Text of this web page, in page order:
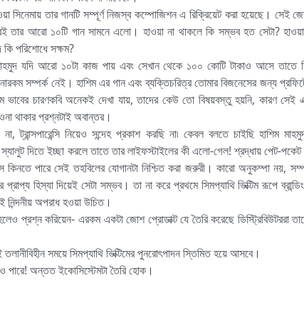
সিনেমায় তার গানটি সম্পূর্ণ নিজস্ব কম্পোজিশন এ রিক্রিয়েট করা হয়েছে। সেই
তার আরো ১০টি গান সামনে এলো। হাওয়া না থাকলে কি সম্ভব হত সেটা?
কি পরিশোধে সক্ষম?
যদি আরো ১০টা কাজ পায় এবং সেখান থেকে ১০০ কোটি টাকাও আসে তাতে
সম্পর্ক নেই। হাশিম এর গান এবং ব্যক্তিচরিত্র তোমার বিজনেসের জন্য
ভাবের চারণকবি অনেকই দেখা যায়, তাদের কেউ তো বিষয়বস্তু হয়নি, কারণ সেই
থাকার প্রশ্নটাই অবান্তর।
ট্রান্সপারেন্সি নিয়েও সন্দেহ প্রকাশ করছি না৷ কেবল বলতে চাইছি হাশিম
দিতে ইচ্ছা করলে তাতে তার লাইফস্টাইলের কী এলো-গেল! শ্রদ্ধায় পেট-
পারে সেই তহবিলের যোগানটা নিশ্চিত করা জরুরী। কারো অনুকম্পা নয়,
প্রাপ্য হিস্যা দিয়েই সেটা সম্ভব। তা না করে প্রথমে সিমপ্যাথি ভিক্টিম রূপে
অপরাধ হওয়া উচিত।
প্রশ্ন করিয়েন- এরকম একটা জোশ প্রোডাক্ট যে তৈরি করেছে ডিস্ট্রিবিউটররা
সময়ে সিমপ্যাথি ভিক্টিমের পুনরোৎপাদন স্তিমিত হয়ে আসবে।
পারে! অন্তত ইকোসিস্টেমটা তৈরি হোক।